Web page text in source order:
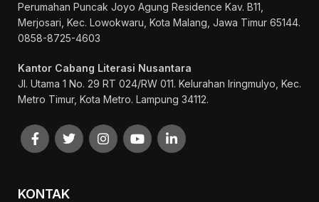
Perumahan Puncak Joyo Agung Residence Kav. B11,
Merjosari, Kec. Lowokwaru, Kota Malang, Jawa Timur 65144.
0858-8725-4603
Kantor Cabang Literasi Nusantara
Jl. Utama 1 No. 29 RT 024/RW 011. Kelurahan Iringmulyo, Kec.
Metro Timur, Kota Metro. Lampung 34112.
KONTAK